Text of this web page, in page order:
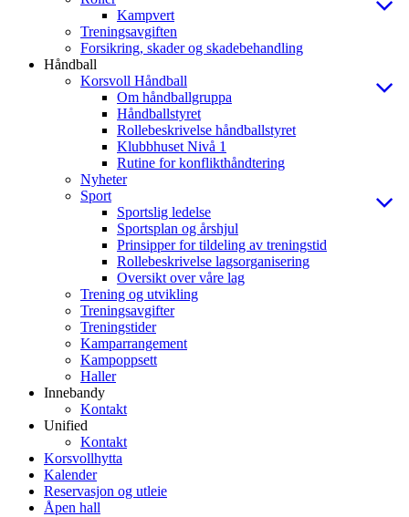
Kampvert
Treningsavgiften
Forsikring, skader og skadebehandling
Håndball
Korsvoll Håndball
Om håndballgruppa
Håndballstyret
Rollebeskrivelse håndballstyret
Klubbhuset Nivå 1
Rutine for konflikthåndtering
Nyheter
Sport
Sportslig ledelse
Sportsplan og årshjul
Prinsipper for tildeling av treningstid
Rollebeskrivelse lagsorganisering
Oversikt over våre lag
Trening og utvikling
Treningsavgifter
Treningstider
Kamparrangement
Kampoppsett
Haller
Innebandy
Kontakt
Unified
Kontakt
Korsvollhytta
Kalender
Reservasjon og utleie
Åpen hall